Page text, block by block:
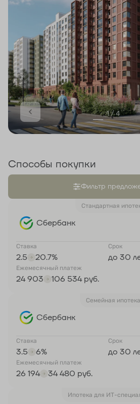
1 / 4
Способы покупки
Фильтр
Стандартная
Сбербанк
Ставка
2.5 20.7%
Срок
до 30
Ежемесячный платеж
24 903 106 534 руб.
Семейная ипотека
Сбербанк
Ставка
3.5 6%
Срок
до 30
Ежемесячный платеж
26 194 34 480 руб.
Ипотека для ИТ-